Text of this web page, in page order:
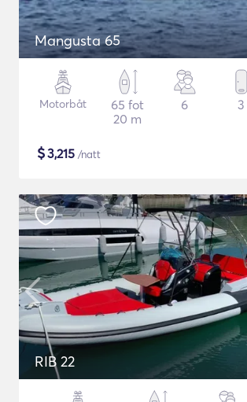
Mangusta 65
Motorbåt
65 fot
20 m
6 3
$3,215 /natt
RIB 22